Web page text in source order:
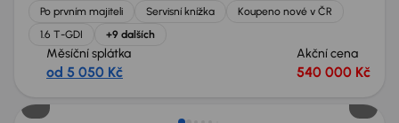
Po prvním majiteli Servisní knížka
Koupeno nové v ČR
1.6 T-GDI
+9 dalších
Měsíční splátka
od 5 050 Kč
Akční cena
540 000 Kč